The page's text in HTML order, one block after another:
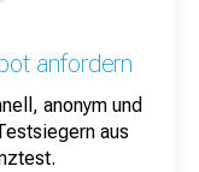
anfordern
anonym und
aus